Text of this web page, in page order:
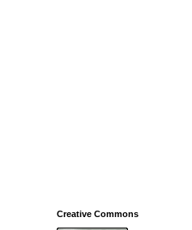
Creative Commons